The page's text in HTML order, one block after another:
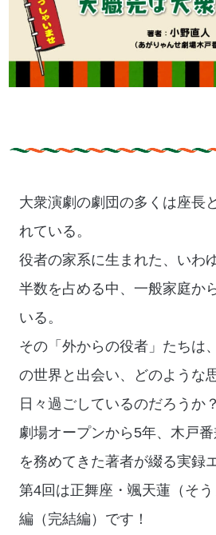
大衆演劇の劇団の多くは座長
れている。
役者の家系に生まれた、いわ
半数を占める中、一般家庭か
いる。
その「外からの役者」たちは
の世界と出会い、どのような
日々過ごしているのだろうか？
劇場オープンから5年、木戸
を務めてきた著者が綴る実録
第4回は正舞座・颯天蓮（そ
編（完結編）です！